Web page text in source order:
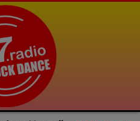
la playlist sans pub de LM7